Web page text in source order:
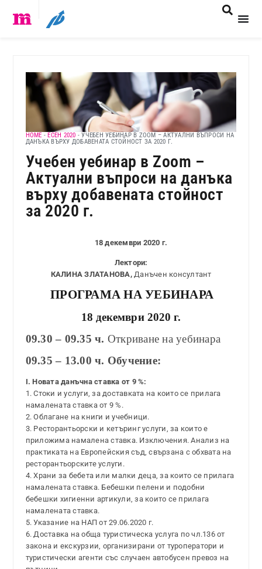
HOME - ЕСЕН 2020 -УЧЕБЕН УЕБИНАР В ZOOM – АКТУАЛНИ ВЪПРОСИ НА
ДАНЪКА ВЪРХУ ДОБАВЕНАТА СТОЙНОСТ ЗА 2020 Г.
Учебен уебинар в Zoom –
Актуални въпроси на данъка
върху добавената стойност
за 2020 г.
18 декември 2020 г.
Лектори:
КАЛИНА ЗЛАТАНОВА, Данъчен консултант
ПРОГРАМА НА УЕБИНАРА
18 декември 2020 г.
09.30 – 09.35 ч. Откриване на уебинара
09.35 – 13.00 ч. Обучение:
I. Новата данъчна ставка от 9 %:
1. Стоки и услуги, за доставката на които се прилага
намалената ставка от 9 %.
2. Облагане на книги и учебници.
3. Ресторантьорски и кетъринг услуги, за които е
приложима намалена ставка. Изключения. Анализ на
практиката на Европейския съд, свързана с обхвата на
ресторантьорските услуги.
4. Храни за бебета или малки деца, за които се прилага
намалената ставка. Бебешки пелени и подобни
бебешки хигиенни артикули, за които се прилага
намалената ставка.
5. Указание на НАП от 29.06.2020 г.
6. Доставка на обща туристическа услуга по чл.136 от
закона и екскурзии, организирани от туроператори и
туристически агенти със случаен автобусен превоз на